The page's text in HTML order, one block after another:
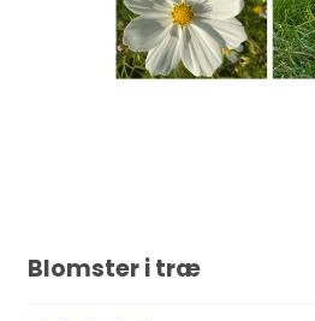
Blomster i træ